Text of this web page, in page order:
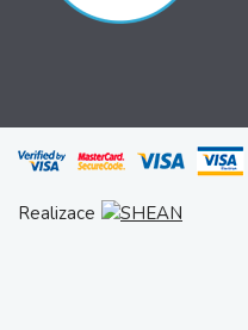
Realizace